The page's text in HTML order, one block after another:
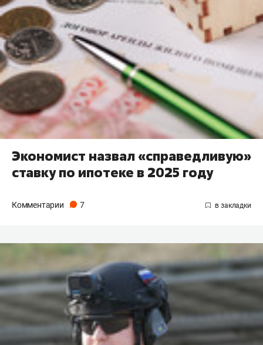
Экономист назвал «справедливую»
ставку по ипотеке в 2025 году
Комментарии 7